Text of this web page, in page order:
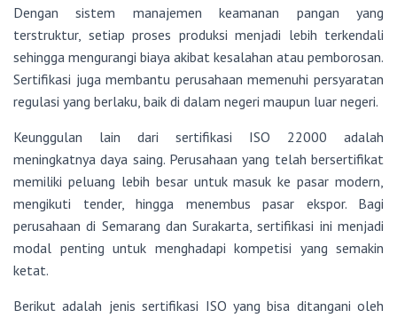
Dengan sistem manajemen keamanan pangan yang
terstruktur, setiap proses produksi menjadi lebih terkendali
sehingga mengurangi biaya akibat kesalahan atau pemborosan.
Sertifikasi juga membantu perusahaan memenuhi persyaratan
regulasi yang berlaku, baik di dalam negeri maupun luar negeri.
Keunggulan lain dari sertifikasi ISO 22000 adalah
meningkatnya daya saing. Perusahaan yang telah bersertifikat
memiliki peluang lebih besar untuk masuk ke pasar modern,
mengikuti tender, hingga menembus pasar ekspor. Bagi
perusahaan di Semarang dan Surakarta, sertifikasi ini menjadi
modal penting untuk menghadapi kompetisi yang semakin
ketat.
Berikut adalah jenis sertifikasi ISO yang bisa ditangani oleh